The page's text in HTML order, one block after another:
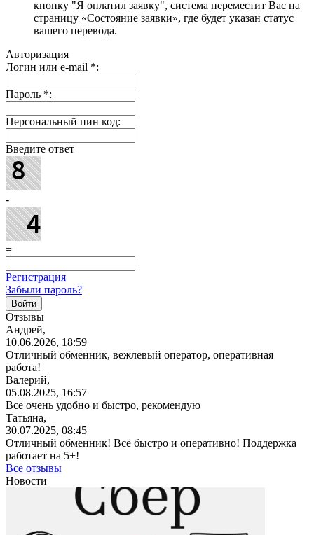
кнопку "Я оплатил заявку", система переместит Вас на
страницу «Состояние заявки», где будет указан статус
вашего перевода.
Авторизация
Логин или e-mail *:
Пароль *:
Персональный пин код:
Введите ответ
-
=
Регистрация
Забыли пароль?
Отзывы
Андрей,
10.06.2026, 18:59
Отличный обменник, вежлевый оператор, оперативная
работа!
Валерий,
05.08.2025, 16:57
Все очень удобно и быстро, рекомендую
Татьяна,
30.07.2025, 08:45
Отличный обменник! Всё быстро и оперативно! Поддержка
работает на 5+!
Все отзывы
Новости